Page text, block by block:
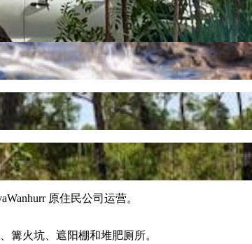
原住民公司运营。
篝火坑、遮阳棚和堆肥厕所。